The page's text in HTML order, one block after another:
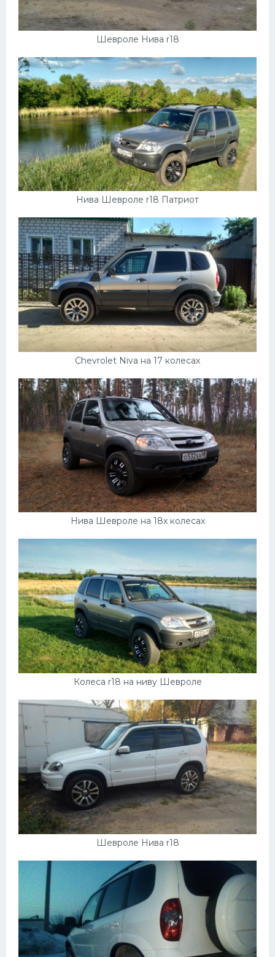
Шевроле Нива r18
Нива Шевроле r18 Патриот
Chevrolet Niva на 17 колесах
Нива Шевроле на 18х колесах
Колеса r18 на ниву Шевроле
Шевроле Нива r18
Камаз
Хонда
Грузовики
Шевроле
УАЗ
Кадиллак
Автокемпер
Поезда
Мотоциклы
Ямаха
Додж
Ява
Эмблемы
Спецтехника